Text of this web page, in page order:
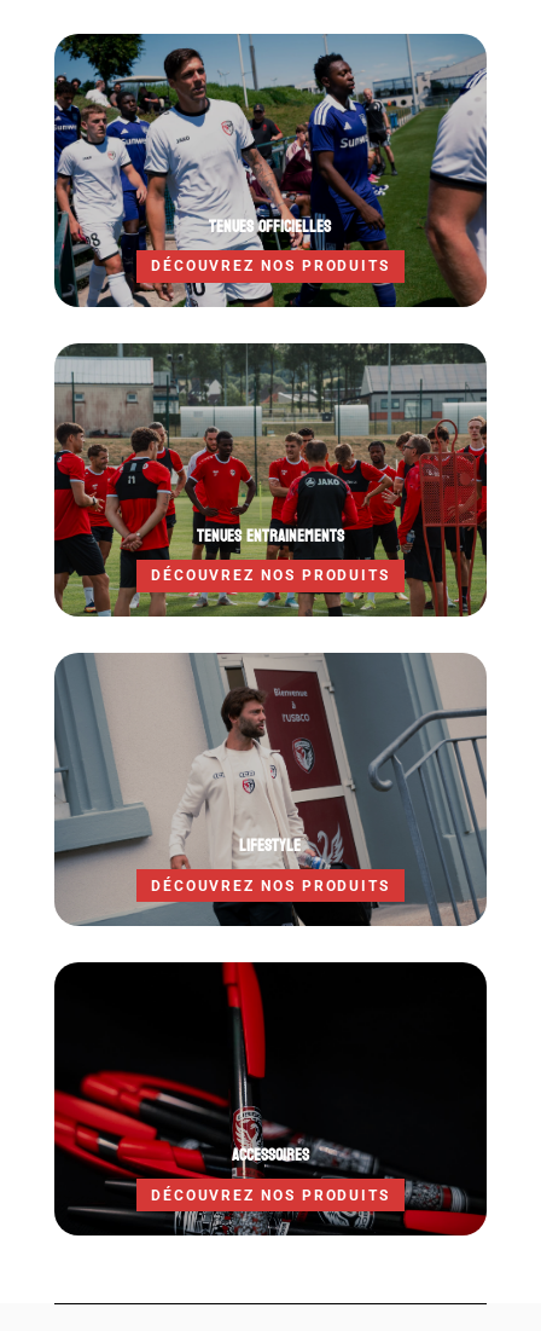
TENUES OFFICIELLES
DÉCOUVREZ NOS PRODUITS
TENUES ENTRAINEMENTS
DÉCOUVREZ NOS PRODUITS
LIFESTYLE
DÉCOUVREZ NOS PRODUITS
ACCESSOIRES
DÉCOUVREZ NOS PRODUITS